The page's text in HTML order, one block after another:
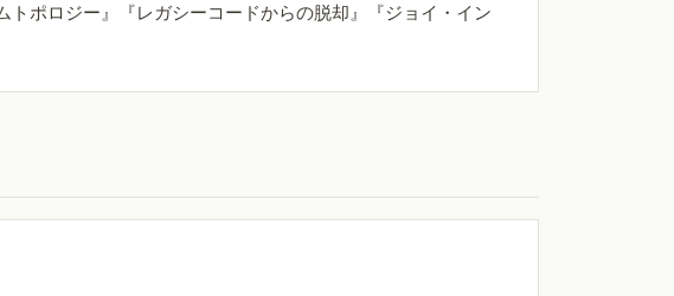
ポロジー』『レガシーコードからの脱却』『ジョイ・イン